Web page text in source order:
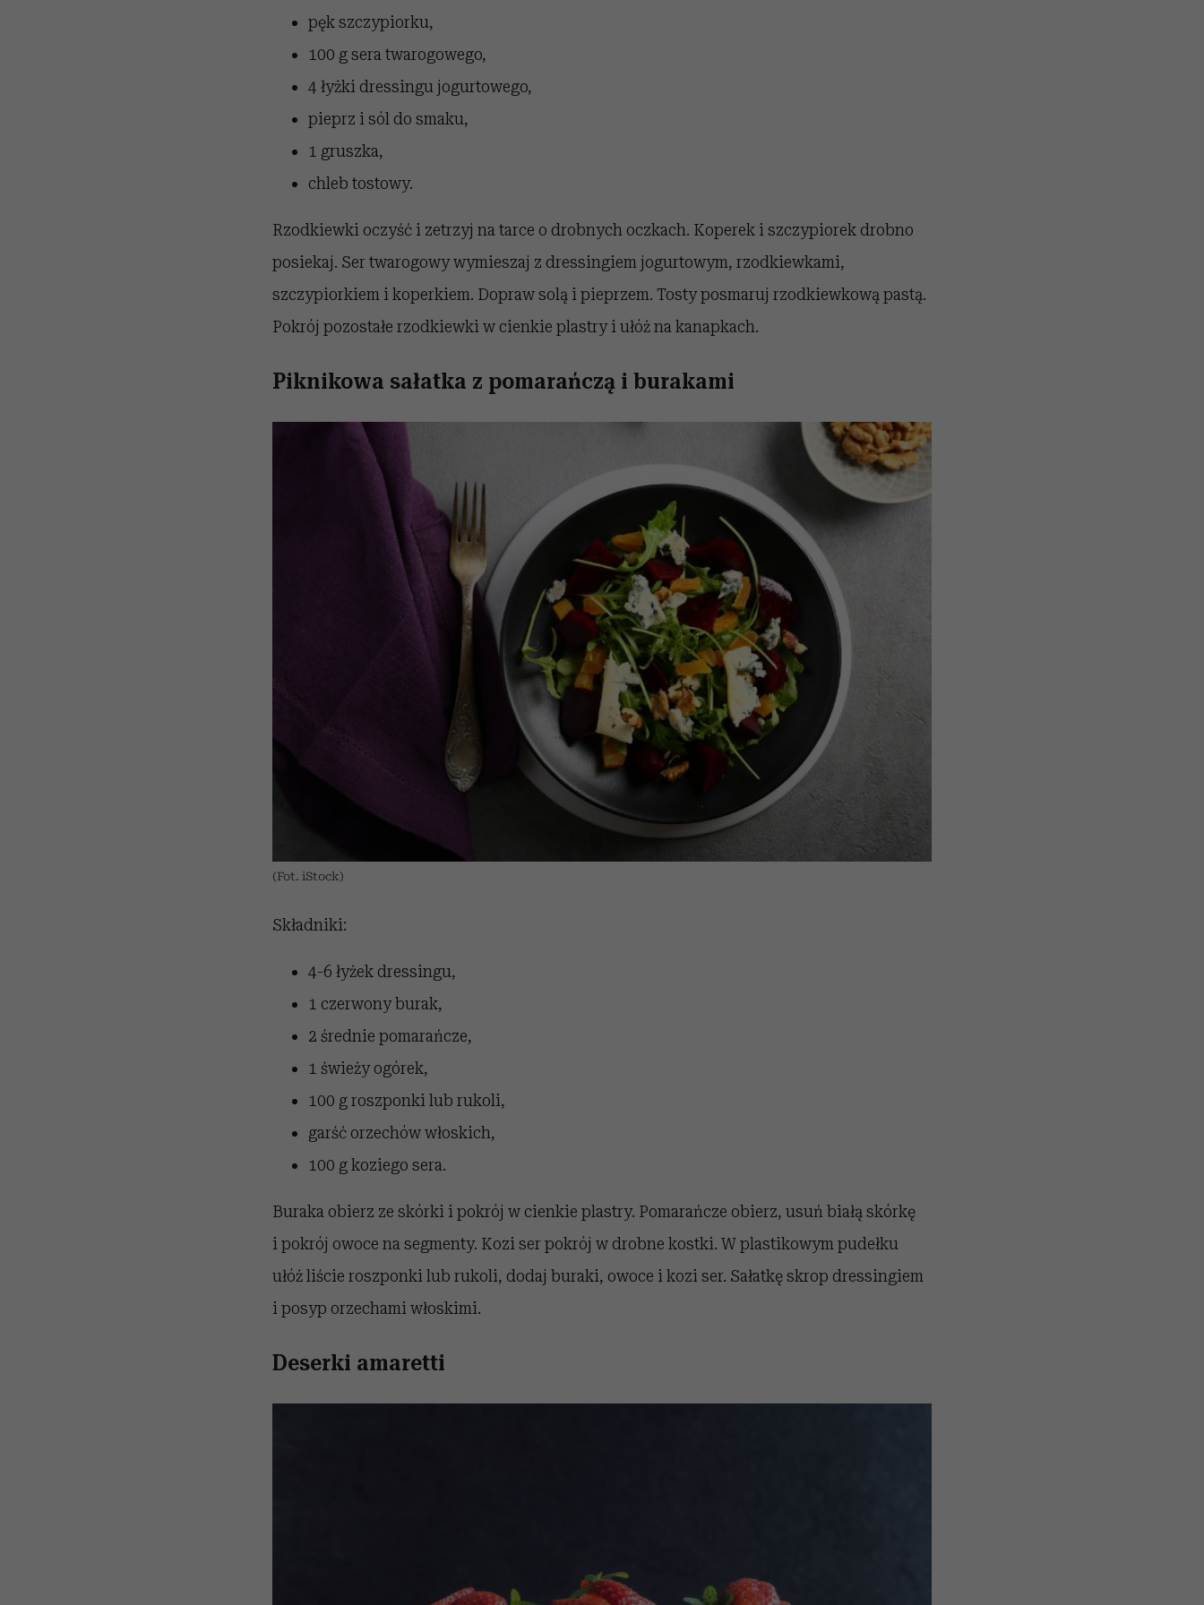
pęk szczypiorku,
100 g sera twarogowego,
4 łyżki dressingu jogurtowego,
pieprz i sól do smaku,
1 gruszka,
chleb tostowy.
Rzodkiewki oczyść i zetrzyj na tarce o drobnych oczkach. Koperek i szczypiorek drobno
posiekaj. Ser twarogowy wymieszaj z dressingiem jogurtowym, rzodkiewkami,
szczypiorkiem i koperkiem. Dopraw solą i pieprzem. Tosty posmaruj rzodkiewkową pastą.
Pokrój pozostałe rzodkiewki w cienkie plastry i ułóż na kanapkach.
Piknikowa sałatka z pomarańczą i burakami
(Fot. iStock)
Składniki:
4-6 łyżek dressingu,
1 czerwony burak,
2 średnie pomarańcze,
1 świeży ogórek,
100 g roszponki lub rukoli,
garść orzechów włoskich,
100 g koziego sera.
Buraka obierz ze skórki i pokrój w cienkie plastry. Pomarańcze obierz, usuń białą skórkę
i pokrój owoce na segmenty. Kozi ser pokrój w drobne kostki. W plastikowym pudełku
ułóż liście roszponki lub rukoli, dodaj buraki, owoce i kozi ser. Sałatkę skrop dressingiem
i posyp orzechami włoskimi.
Deserki amaretti